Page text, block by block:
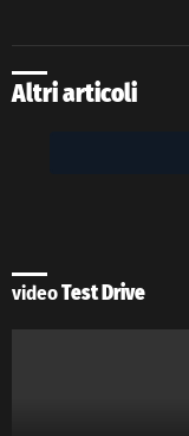
Altri articoli
videoTest Drive